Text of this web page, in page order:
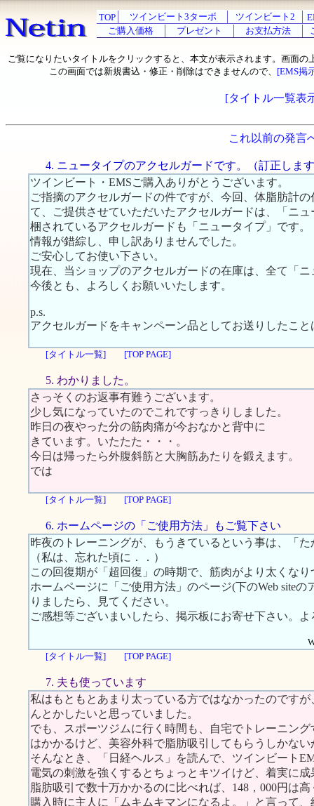
TOP ツインビート3ターボ ツインビート2
ご購入価格
プレゼント お支払方法
ご覧になりたいタイトルをクリックすると、本文が表示されます。画面の
この画面では新規書込・修正・削除はできませんので、 [EMS掲
[タイトル一覧表
これ以前の発言
4. ニュータイプのアクセルガードです。（訂正しま
ツインビート・EMSご購入ありがとうございます。
ご指摘のアクセルガードの件ですが、今回、体脂肪計
て、ご提供させていただいたアクセルガードは、「ニ
梱されているアクセルガードも「ニュータイプ」です。
情報が錯綜し、申し訳ありませんでした。
ご安心してお使い下さい。
現在、当ショップのアクセルガードの在庫は、全て「
今後とも、よろしくお願いいたします。
p.s.
アクセルガードをキャンペーン品としてお送りしたこ
[タイトル一覧] [TOP PAGE]
5. わかりました。
さっそくのお返事有難うございます。
少し気になっていたのでこれですっきりしました。
昨日の夜やった分の筋肉痛が今おなかと背中に
きています。いたたた・・・。
今日は帰ったら外腹斜筋と大胸筋あたりを鍛えます。
では
[タイトル一覧] [TOP PAGE]
6. ホームページの「ご使用方法」もご覧下さい
昨夜のトレーニングが、もうきているという事は、「
（私は、忘れた頃に．．）
この回復期が「超回復」の時期で、筋肉がより太くな
ホームページに「ご使用方法」のページ(下のWeb site
りましたら、見てください。
ご感想等ございまいしたら、掲示板にお寄せ下さい。
[タイトル一覧]
[TOP PAGE]
7. 夫も使っています
私はもともとあまり太っている方ではなかったのです
んとかしたいと思っていました。
でも、スポーツジムに行く時間も、自宅でトレーニン
はかかるけど、美容外科で脂肪吸引してもらうしかな
そんなとき、「日経ヘルス」を読んで、ツインビート
電気の刺激を強くするとちょっとキツイけど、着実に
脂肪吸引で数十万かかるのに比べれば、148，000円は
購入時に主人に「ムキムキマンになるよ。」と言って